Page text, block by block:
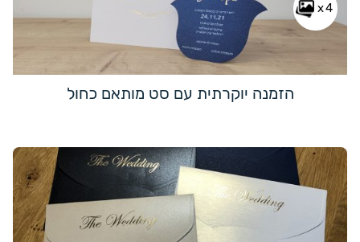
x4
הזמנה יוקרתית עם סט מותאם כחול